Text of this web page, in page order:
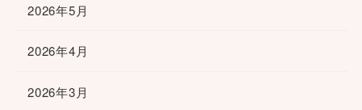
2026年5月
2026年4月
2026年3月